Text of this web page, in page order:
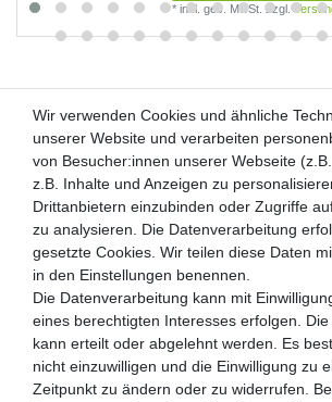
*inkl. ges. MwSt. zzgl.
Kunden-Anfragen: info@zooheld.de
Über uns
Zahlung und Versand
Retouren
Zooheld Blog
Widerrufsrecht
Vertrag widerrufen
Geschäftsbedingungen
Wir verwenden Cookies und ähnliche
unserer Website und verarbeiten
von Besucher:innen unserer Webseite
z.B. Inhalte und Anzeigen zu
Drittanbietern einzubinden oder Zugriffe
zu analysieren. Die Datenverarbeitung
gesetzte Cookies. Wir teilen diese Daten
in den Einstellungen benennen.
Die Datenverarbeitung kann mit
eines berechtigten Interesses erfolgen.
kann erteilt oder abgelehnt werden. Es
nicht einzuwilligen und die Einwilligung zu
Zeitpunkt zu ändern oder zu widerrufen.
Wir verwenden Cookies und ähnliche
unserer Website und verarbeiten
von Besucher:innen unserer Webseite
z.B. Inhalte und Anzeigen zu
Drittanbietern einzubinden oder Zugriffe
zu analysieren. Die Datenverarbeitung
gesetzte Cookies. Wir teilen diese Daten
in den Einstellungen benennen.
Die Datenverarbeitung kann mit
eines berechtigten Interesses erfolgen.
kann erteilt oder abgelehnt werden. Es
nicht einzuwilligen und die Einwilligung zu
Zeitpunkt zu ändern oder zu widerrufen.